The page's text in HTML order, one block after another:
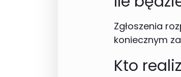
Zgłoszenia
koniecznym
Kto